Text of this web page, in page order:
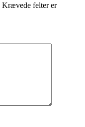
Krævede felter er